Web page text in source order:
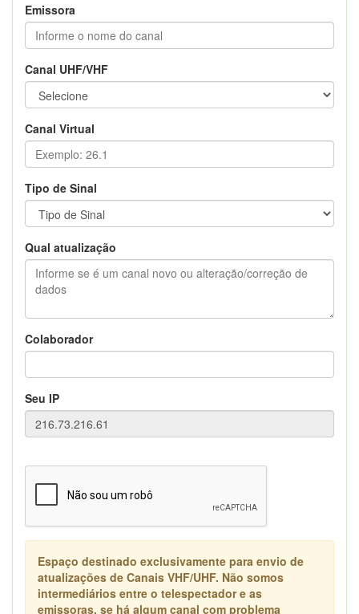
Emissora
Canal UHF/VHF
Canal Virtual
Tipo de Sinal
Qual atualização
Colaborador
Seu IP
Espaço destinado exclusivamente para envio de
atualizações de Canais VHF/UHF. Não somos
intermediários entre o telespectador e as
emissoras, se há algum canal com problema